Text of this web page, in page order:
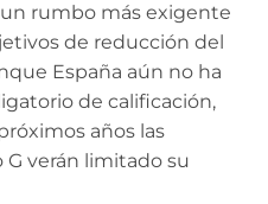
rumbo más exigente
de reducción del
España aún no ha
de calificación,
años las
verán limitado su